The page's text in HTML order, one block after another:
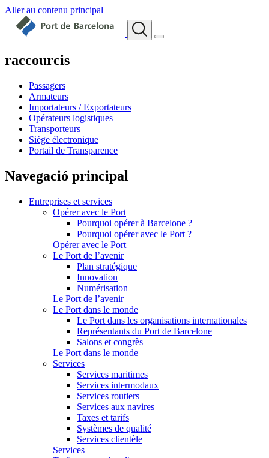
Aller au contenu principal
raccourcis
Passagers
Armateurs
Importateurs / Exportateurs
Opérateurs logistiques
Transporteurs
Siège électronique
Portail de Transparence
Navegació principal
Entreprises et services
Opérer avec le Port
Pourquoi opérer à Barcelone ?
Pourquoi opérer avec le Port ?
Opérer avec le Port
Le Port de l’avenir
Plan stratégique
Innovation
Numérisation
Le Port de l’avenir
Le Port dans le monde
Le Port dans les organisations internationales
Représentants du Port de Barcelone
Salons et congrès
Le Port dans le monde
Services
Services maritimes
Services intermodaux
Services routiers
Services aux navires
Taxes et tarifs
Systèmes de qualité
Services clientèle
Services